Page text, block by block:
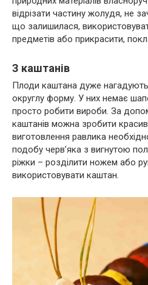
відрізати частину жолудя, не
що залишилася,
предметів або прикрасити,
З каштанів
Плоди каштана дуже
округлу форму. У них немає
просто робити вироби. За
каштанів можна зробити
виготовлення равлика
подобу черв’яка з вигнутою
ріжки – розділити ножем або
використовувати каштан.